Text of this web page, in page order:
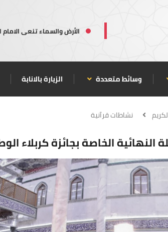
الأرض والسماء تنعى
وسائط متعددة الزيارة بالانابة
نشاطات قرآنية
النهائية الخاصة بجائزة كربلاء